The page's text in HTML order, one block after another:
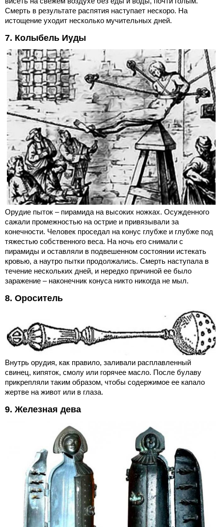
Смерть в результате распятия наступает нескоро. На
истощение уходит несколько мучительных дней.
7. Колыбель Иуды
Орудие пыток – пирамида на высоких ножках. Осужденного
сажали промежностью на острие и привязывали за
конечности. Человек проседал на конус глубже и глубже под
тяжестью собственного веса. На ночь его снимали с
пирамиды и оставляли в подвешенном состоянии истекать
кровью, а наутро пытки продолжались. Смерть наступала в
течение нескольких дней, и нередко причиной ее было
заражение – наконечник конуса никто никогда не мыл.
8. Ороситель
Внутрь орудия, как правило, заливали расплавленный
свинец, кипяток, смолу или горячее масло. После булаву
прикрепляли таким образом, чтобы содержимое ее капало
жертве на живот или в глаза.
9. Железная дева